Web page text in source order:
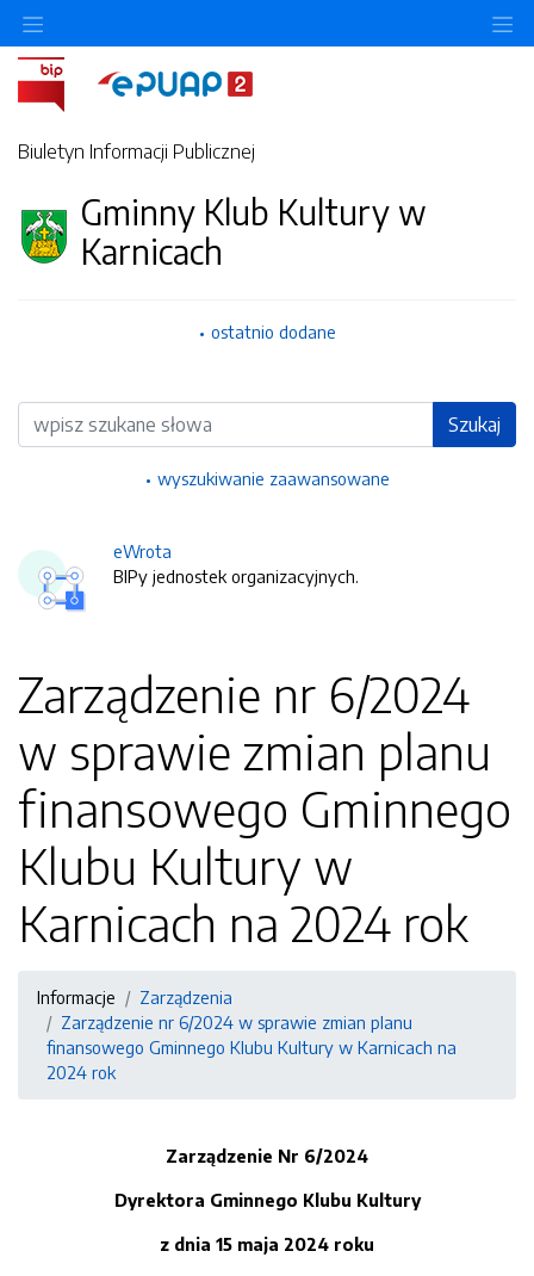
Biuletyn Informacji Publicznej
Gminny Klub Kultury w
Karnicach
ostatnio dodane
Wyszukiwarka Szukaj
wyszukiwanie zaawansowane
eWrota
BIPy jednostek organizacyjnych.
Zarządzenie nr 6/2024
w sprawie zmian planu
finansowego Gminnego
Klubu Kultury w
Karnicach na 2024 rok
Informacje
Zarządzenia
Zarządzenie nr 6/2024 w sprawie zmian planu
finansowego Gminnego Klubu Kultury w Karnicach na
2024 rok
Zarządzenie Nr 6/2024
Dyrektora Gminnego Klubu Kultury
z dnia 15 maja 2024 roku